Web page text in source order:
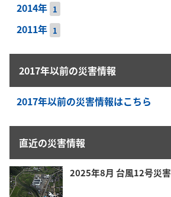
2014年 1
2011年 1
2017年以前の災害情報
2017年以前の災害情報はこちら
直近の災害情報
2025年8月 台風12号災害